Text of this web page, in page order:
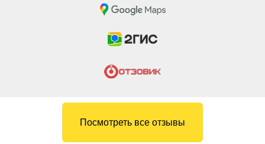
Посмотреть все отзывы